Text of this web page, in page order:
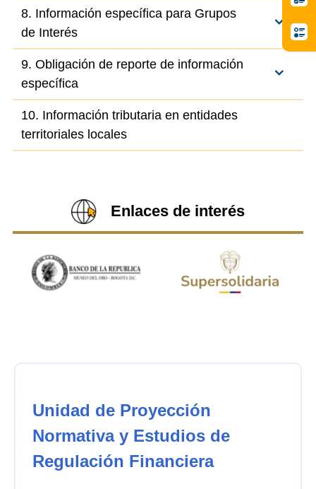
8. Información específica para Grupos
de Interés
9. Obligación de reporte de información
específica
10. Información tributaria en entidades
territoriales locales
Enlaces de interés
Unidad de Proyección
Normativa y Estudios de
Regulación Financiera